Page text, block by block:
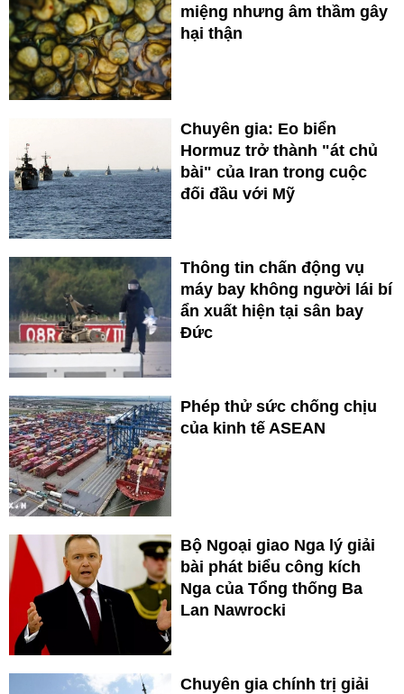
miệng nhưng âm thầm gây
hại thận
Chuyên gia: Eo biển
Hormuz trở thành "át chủ
bài" của Iran trong cuộc
đối đầu với Mỹ
Thông tin chấn động vụ
máy bay không người lái bí
ẩn xuất hiện tại sân bay
Đức
Phép thử sức chống chịu
của kinh tế ASEAN
Bộ Ngoại giao Nga lý giải
bài phát biểu công kích
Nga của Tổng thống Ba
Lan Nawrocki
Chuyên gia chính trị giải